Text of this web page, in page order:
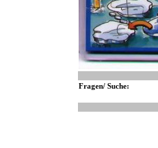
Fragen/ Suche: